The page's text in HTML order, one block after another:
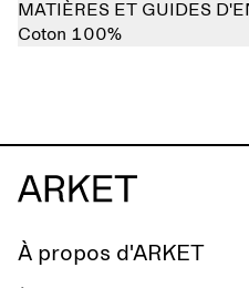
MATIÈRES ET GUIDES
Coton 100%
À propos d'ARKET